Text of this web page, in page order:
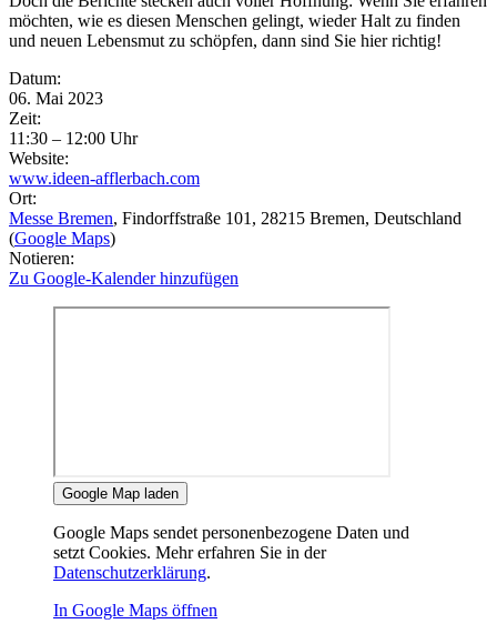
möchten, wie es diesen Menschen gelingt, wieder Halt zu finden
und neuen Lebensmut zu schöpfen, dann sind Sie hier richtig!
Eventdetails
Datum:
06. Mai 2023
Zeit:
11:30 – 12:00 Uhr
Website:
www.ideen-afflerbach.com
Ort:
Messe Bremen, Findorffstraße 101 , 28215 Bremen, Deutschland
(Google Maps)
Notieren:
Zu Google-Kalender hinzufügen
Google Map laden
Google Maps sendet personenbezogene Daten und
setzt Cookies. Mehr erfahren Sie in der
Datenschutzerklärung.
In Google Maps öffnen